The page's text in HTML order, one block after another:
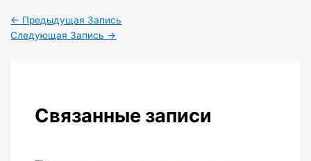
← Предыдущая Запись
Следующая Запись →
Связанные записи